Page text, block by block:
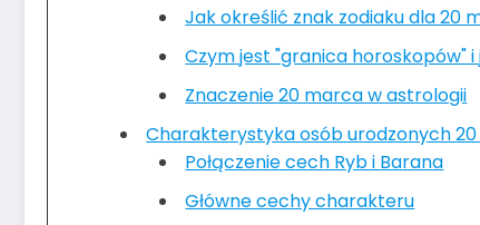
Jak określić znak zodiaku dla 20
Czym jest "granica horoskopów"
Znaczenie 20 marca w astrologii
Charakterystyka osób urodzonych
Połączenie cech Ryb i Barana
Główne cechy charakteru